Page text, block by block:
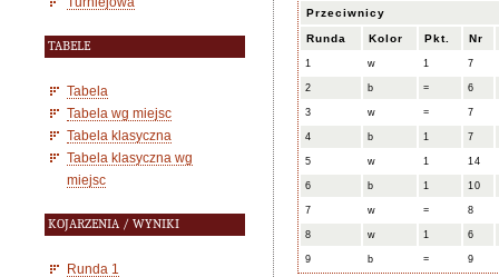
TABELE
Tabela
Tabela wg miejsc
Tabela klasyczna
Tabela klasyczna wg
miejsc
KOJARZENIA / WYNIKI
Runda 1
Przeciwnicy
Runda Kolor Pkt. Nr
1 w 1 7
2 b = 6
3 w = 7
4 b 1 7
5 w 1 14
6 b 1 10
7 w = 8
8 w 1 6
9 b = 9